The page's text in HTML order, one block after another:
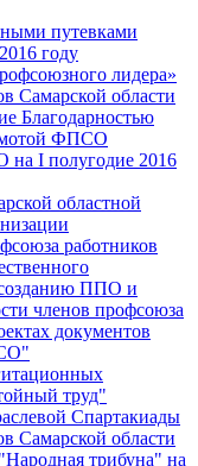
путевками
году
лидера»
Самарской области
Благодарностью
ФПСО
I полугодие 2016
областной
работников
ППО и
членов профсоюза
документов
труд"
Спартакиады
Самарской области
трибуна" на